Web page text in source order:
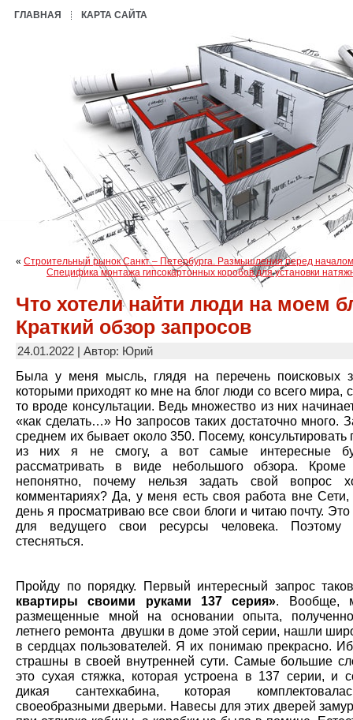
ГЛАВНАЯ КАРТА САЙТА
« Строительный рынок Санкт – Петербурга. Размышления перед
Специфика монтажа гипсокартонных коробов для установки
Что хотели найти люди на моем
Краткий обзор запросов
24.01.2022 | Автор: Юрий
Была у меня мысль, глядя на перечень поисковых
которыми приходят ко мне на блог люди со всего мира,
то вроде консультации. Ведь множество из них
«как сделать…» Но запросов таких достаточно много.
среднем их бывает около 350. Посему, консультировать
из них я не смогу, а вот самые интересные
рассматривать в виде небольшого обзора.
непонятно, почему нельзя задать свой вопрос
комментариях? Да, у меня есть своя работа вне
день я просматриваю все свои блоги и читаю почту.
для ведущего свои ресурсы человека.
стесняться.
Пройду по порядку. Первый интересный запрос
квартиры своими руками 137 серия». Вообще,
размещенные мной на основании опыта,
летнего ремонта двушки в доме этой серии, нашли
в сердцах пользователей. Я их понимаю прекрасно.
страшны в своей внутренней сути. Самые большие
это сухая стяжка, которая устроена в 137 серии, и
дикая сантехкабина, которая
своеобразными дверьми. Навесы для этих дверей